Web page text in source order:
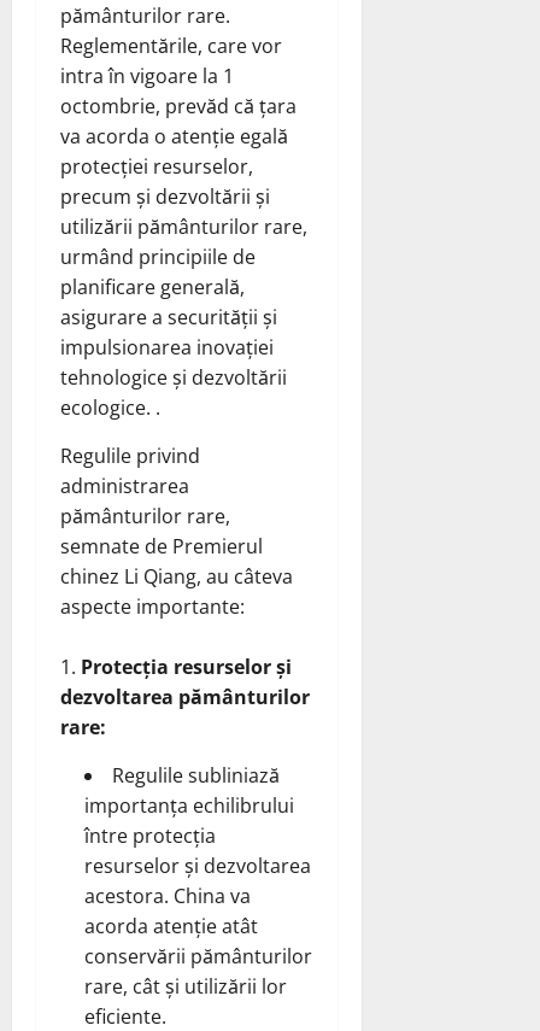
pământurilor rare.
Reglementările, care vor
intra în vigoare la 1
octombrie, prevăd că țara
va acorda o atenție egală
protecției resurselor,
precum și dezvoltării și
utilizării pământurilor rare,
urmând principiile de
planificare generală,
asigurare a securității și
impulsionarea inovației
tehnologice și dezvoltării
ecologice. .
Regulile privind
administrarea
pământurilor rare,
semnate de Premierul
chinez Li Qiang, au câteva
aspecte importante:
Protecția resurselor și
dezvoltarea pământurilor
rare:
Regulile subliniază
importanța echilibrului
între protecția
resurselor și dezvoltarea
acestora. China va
acorda atenție atât
conservării pământurilor
rare, cât și utilizării lor
eficiente.